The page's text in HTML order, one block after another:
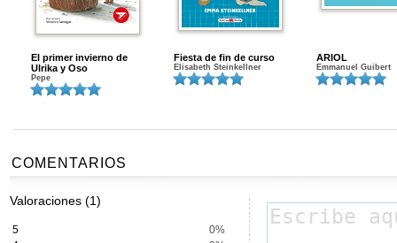
El primer invierno de
Ulrika y Oso
Pepe
Fiesta de fin de curso
Elisabeth Steinkellner
ARIOL
Emmanuel Guibert
COMENTARIOS
Valoraciones (1)
5
0%